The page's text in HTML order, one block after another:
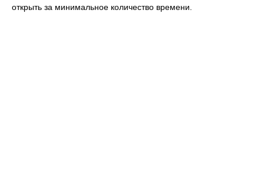
открыть за минимальное количество времени.